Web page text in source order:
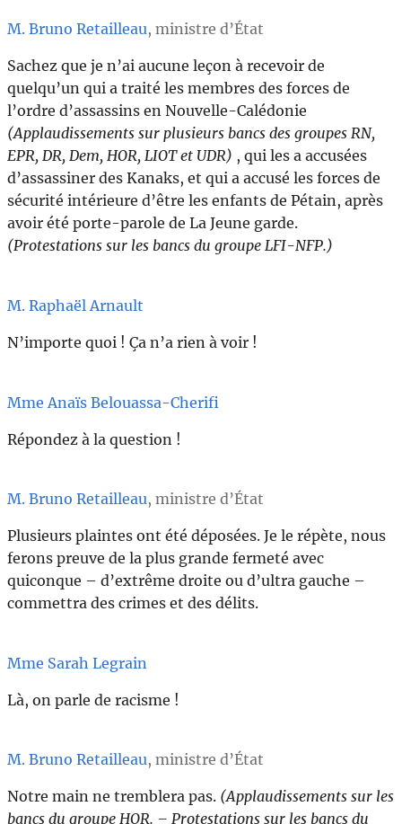
M. Bruno Retailleau, ministre d’État
Sachez que je n’ai aucune leçon à recevoir de
quelqu’un qui a traité les membres des forces de
l’ordre d’assassins en Nouvelle-Calédonie
(Applaudissements sur plusieurs bancs des groupes RN,
EPR, DR, Dem, HOR, LIOT et UDR) , qui les a accusées
d’assassiner des Kanaks, et qui a accusé les forces de
sécurité intérieure d’être les enfants de Pétain, après
avoir été porte-parole de La Jeune garde.
(Protestations sur les bancs du groupe LFI-NFP.)
M. Raphaël Arnault
N’importe quoi ! Ça n’a rien à voir !
Mme Anaïs Belouassa-Cherifi
Répondez à la question !
M. Bruno Retailleau, ministre d’État
Plusieurs plaintes ont été déposées. Je le répète, nous
ferons preuve de la plus grande fermeté avec
quiconque – d’extrême droite ou d’ultra gauche –
commettra des crimes et des délits.
Mme Sarah Legrain
Là, on parle de racisme !
M. Bruno Retailleau, ministre d’État
Notre main ne tremblera pas. (Applaudissements sur les
bancs du groupe HOR. – Protestations sur les bancs du